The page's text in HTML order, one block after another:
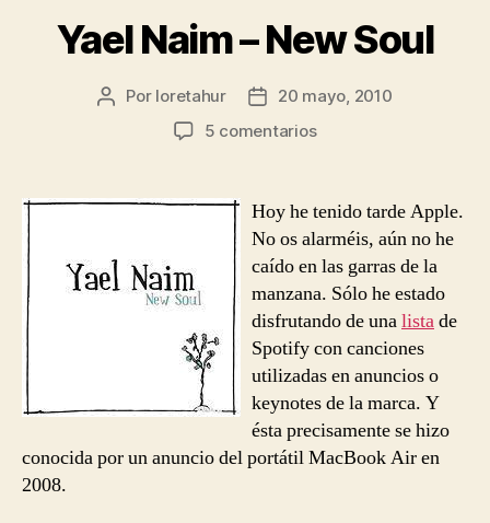
Yael Naim – New Soul
Autor
Por loretahur
Fecha
de
20 mayo, 2010
5 comentariosen
–
Soul
Hoy he tenido tarde Apple.
No os alarméis, aún no he
caído en las garras de la
manzana. Sólo he estado
disfrutando de unalistade
Spotify con canciones
utilizadas en anuncios o
keynotes de la marca. Y
ésta precisamente se hizo
conocida por un anuncio del portátil MacBook Air en
2008.